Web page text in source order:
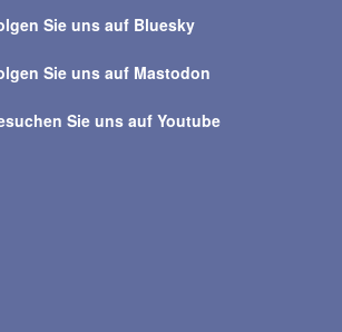
Sie uns auf Bluesky
Sie uns auf Mastodon
Sie uns auf Youtube